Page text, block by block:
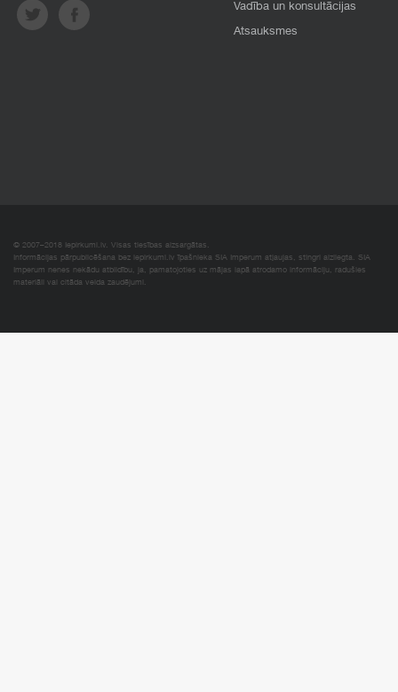
Vadība un konsultācijas
Atsauksmes
© 2007–2018 Iepirkumi.lv. Visas tiesības aizsargātas.
Informācijas pārpublicēšana bez iepirkumi.lv īpašnieka SIA Imperum atļaujas, stingri aizliegta. SIA
Imperum nenes nekādu atbildību, ja, pamatojoties uz mājas lapā atrodamo informāciju, radušies
materiāli vai citāda veida zaudējumi.